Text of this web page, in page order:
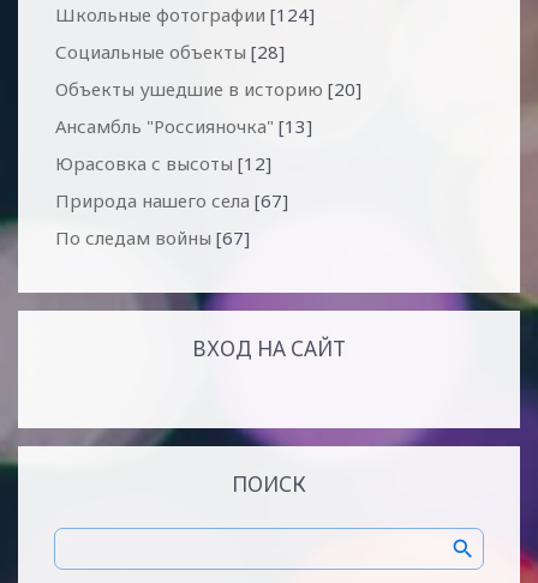
Школьные фотографии [124]
Социальные объекты [28]
Объекты ушедшие в историю [20]
Ансамбль "Россияночка" [13]
Юрасовка с высоты [12]
Природа нашего села [67]
По следам войны [67]
ВХОД НА САЙТ
ПОИСК